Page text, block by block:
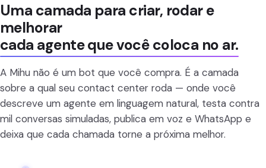
Uma camada para criar, rodar e
melhorar
cada agente que você coloca no ar.
A Mihu não é um bot que você compra. É a camada
sobre a qual seu contact center roda — onde você
descreve um agente em linguagem natural, testa contra
mil conversas simuladas, publica em voz e WhatsApp e
deixa que cada chamada torne a próxima melhor.